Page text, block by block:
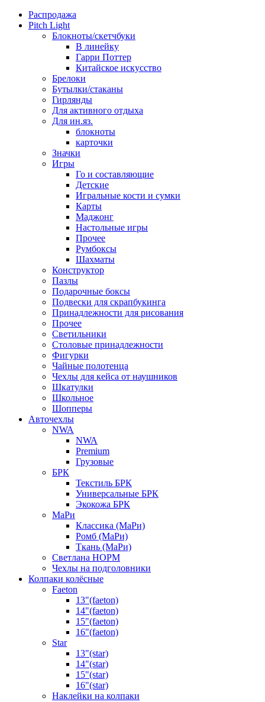
Распродажа
Pitch Light
Блокноты/скетчбуки
В линейку
Гарри Поттер
Китайское искусство
Брелоки
Бутылки/стаканы
Гирлянды
Для активного отдыха
Для ин.яз.
блокноты
карточки
Значки
Игры
Го и составляющие
Детские
Игральные кости и сумки
Карты
Маджонг
Настольные игры
Прочее
Румбоксы
Шахматы
Конструктор
Пазлы
Подарочные боксы
Подвески для скрапбукинга
Принадлежности для рисования
Прочее
Светильники
Столовые принадлежности
Фигурки
Чайные полотенца
Чехлы для кейса от наушников
Шкатулки
Школьное
Шопперы
Авточехлы
NWA
NWA
Premium
Грузовые
БРК
Текстиль БРК
Универсальные БРК
Экокожа БРК
МаРи
Классика (МаРи)
Ромб (МаРи)
Ткань (МаРи)
Светлана НОРМ
Чехлы на подголовники
Колпаки колёсные
Faeton
13"(faeton)
14"(faeton)
15"(faeton)
16"(faeton)
Star
13"(star)
14"(star)
15"(star)
16"(star)
Наклейки на колпаки